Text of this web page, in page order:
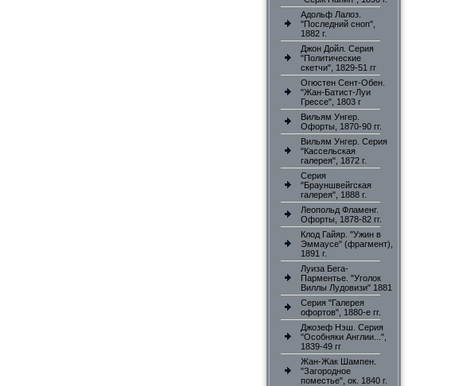
Адольф Лалоз.
"Последний сноп",
1882 г.
Джон Дойл. Серия
"Политические
скетчи", 1829-51 гг
Огюстен Сент-Обен.
"Жан-Батист-Луи
Грессе", 1803 г
Вильям Унгер.
Офорты, 1870-90 гг.
Вильям Унгер. Серия
"Кассельская
галерея", 1872 г.
Серия
"Брауншвейгская
галерея", 1888 г.
Леопольд Фламенг.
Офорты, 1878-82 гг.
Клод Гайяр. "Ужин в
Эммаусе" (фрагмент),
1891 г.
Луиза Бега-
Парментье. "Уголок
Виллы Лудовизи" 1881
Серия "Галерея
офортов", 1880-е гг.
Джозеф Нэш. Серия
"Особняки Англии...",
1839-49 гг
Жан-Жак Шампен.
"Загородное
поместье", ок. 1840 г.